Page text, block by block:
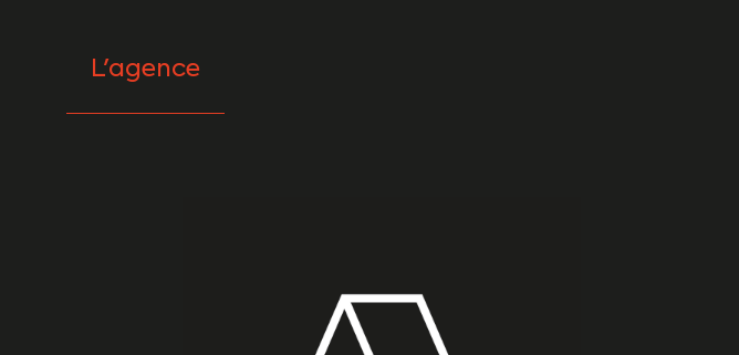
L'agence